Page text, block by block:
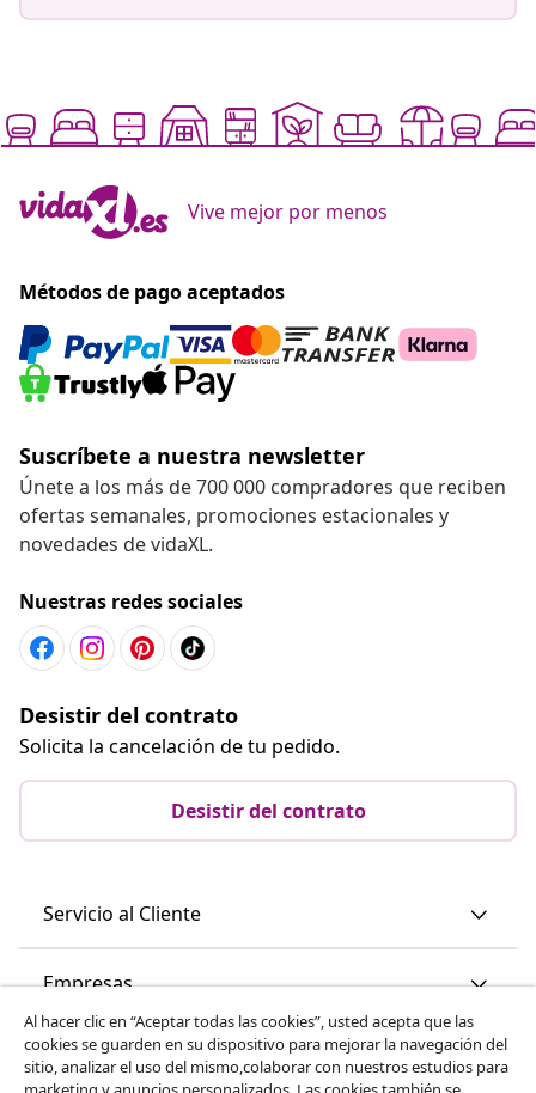
Vive mejor por menos
Métodos de pago aceptados
Suscríbete a nuestra newsletter
Únete a los más de 700 000 compradores que reciben
ofertas semanales, promociones estacionales y
novedades de vidaXL.
Nuestras redes sociales
Desistir del contrato
Solicita la cancelación de tu pedido.
Desistir del contrato
Servicio al Cliente
Empresas
vidaXL
Al hacer clic en “Aceptar todas las cookies”, usted acepta que las
cookies se guarden en su dispositivo para mejorar la navegación del
sitio, analizar el uso del mismo,colaborar con nuestros estudios para